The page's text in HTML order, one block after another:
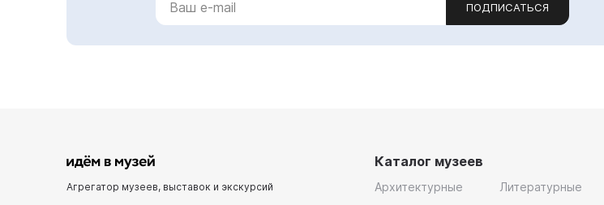
ПОДПИСАТЬСЯ
Агрегатор музеев, выставок и экскурсий
Каталог музеев
Архитектурные
Литературные